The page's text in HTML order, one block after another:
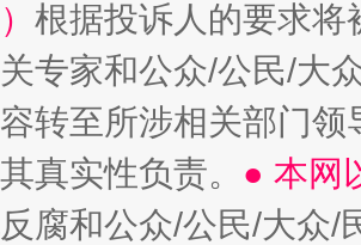
根据投诉人的要求将
专家和公众/公民/大
转至所涉相关部门
真实性负责。 ● 本网
反腐和公众/公民/大众